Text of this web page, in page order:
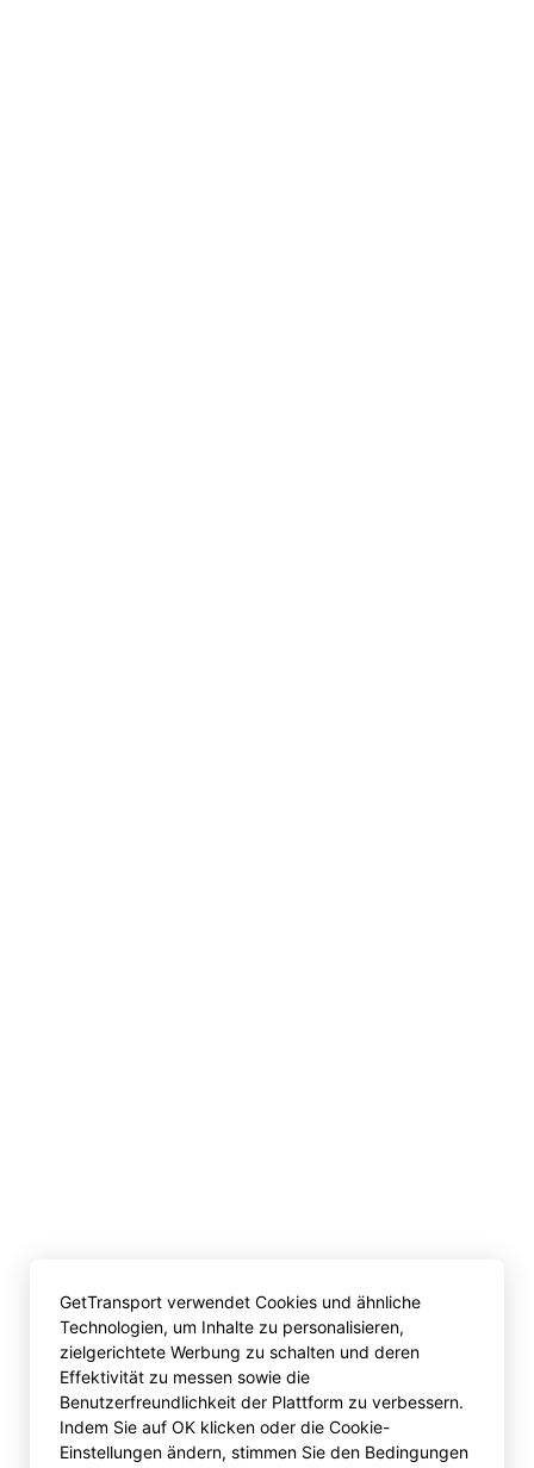
GetTransport verwendet Cookies und ähnliche
Technologien, um Inhalte zu personalisieren,
zielgerichtete Werbung zu schalten und deren
Effektivität zu messen sowie die
Benutzerfreundlichkeit der Plattform zu verbessern.
Indem Sie auf OK klicken oder die Cookie-
Einstellungen ändern, stimmen Sie den Bedingungen